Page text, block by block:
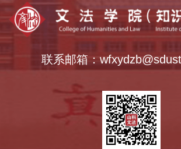
联系邮箱：